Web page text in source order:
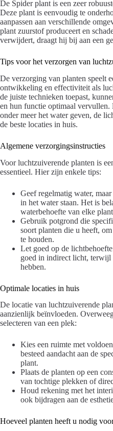
De Spider plant is een zeer
Deze plant is eenvoudig te
aanpassen aan verschillende
plant zuurstof produceert en
verwijdert, draagt hij bij aan een
Tips voor het verzorgen van
De verzorging van planten speelt
ontwikkeling en effectiviteit als
de juiste technieken toepast,
en hun functie optimaal
onder meer het water geven, de
de beste locaties in huis.
Algemene verzorgingsinstructies
Voor luchtzuiverende planten is
essentieel. Hier zijn enkele tips:
Geef regelmatig water,
in het water staan. Het is
waterbehoefte van elke
Gebruik potgrond die
soort planten die u heeft,
te houden.
Let goed op de
goed in indirect licht, terwijl
hebben.
Optimale locaties in huis
De locatie van luchtzuiverende
aanzienlijk beïnvloeden.
selecteren van een plek:
Kies een ruimte met
besteed aandacht aan de
plant.
Plaats de planten op een
van tochtige plekken of
Houd rekening met het
ook bijdragen aan de
Hoeveel planten heeft u nodig